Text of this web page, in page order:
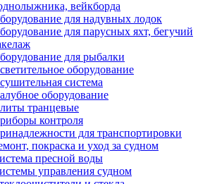
вейкборда
для надувных лодок
для парусных яхт, бегучий
для рыбалки
оборудование
система
оборудование
транцевые
контроля
для транспортировки
покраска и уход за судном
пресной воды
управления судном